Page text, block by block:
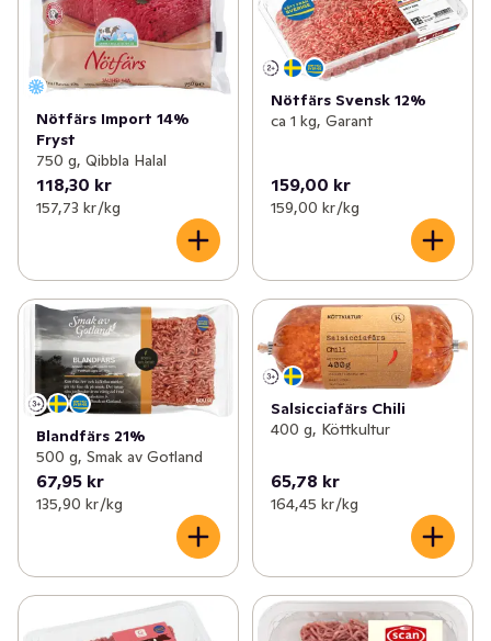
Nötfärs Import 14%
Fryst
750 g, Qibbla Halal
118,30 kr
157,73 kr /kg
Nötfärs Svensk 12%
ca 1 kg, Garant
159,00 kr
159,00 kr /kg
Blandfärs 21%
500 g, Smak av Gotland
67,95 kr
135,90 kr /kg
Salsicciafärs Chili
400 g, Köttkultur
65,78 kr
164,45 kr /kg